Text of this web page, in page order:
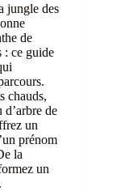
jungle des
de
: ce guide
chauds,
de
un
prénom
la
un